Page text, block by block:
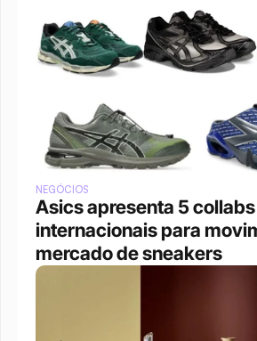
NEGÓCIOS
Asics apresenta 5 collabs
internacionais para
mercado de sneakers